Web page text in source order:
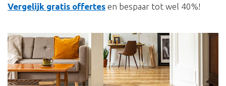
Vergelijk gratis offertes en bespaar tot wel 40%!